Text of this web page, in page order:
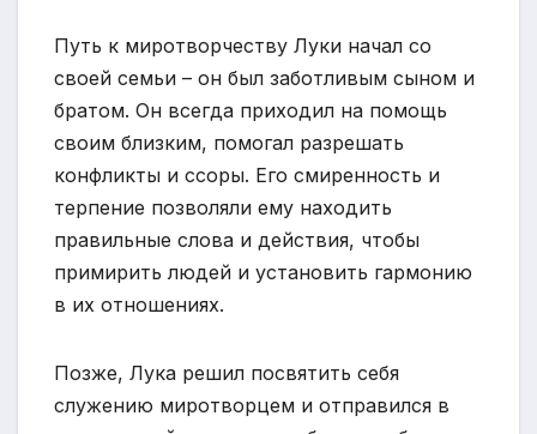
Путь к миротворчеству Луки начал со
своей семьи – он был заботливым сыном и
братом. Он всегда приходил на помощь
своим близким, помогал разрешать
конфликты и ссоры. Его смиренность и
терпение позволяли ему находить
правильные слова и действия, чтобы
примирить людей и установить гармонию
в их отношениях.
Позже, Лука решил посвятить себя
служению миротворцем и отправился в